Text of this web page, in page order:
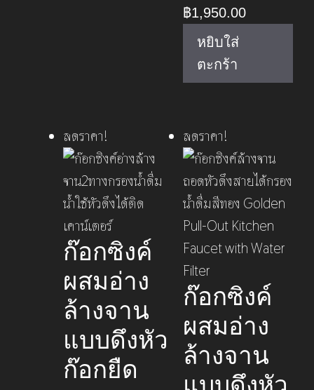
Original
price
was:
฿4,190.00.
฿1,950.00Current
฿1,950.00.
หยิบใส่
ตะกร้า
ลดราคา!
ก๊อกซิงค์
ผสมอ่าง
ล้างจาน
แบบดึงหัว
ก๊อกยืด
ลดราคา!
ก๊อกซิงค์
ผสมอ่าง
ล้างจาน